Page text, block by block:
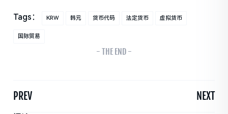
Tags： KRW 韩元 货币代码 法定货币 虚拟货币
国际贸易
- THE END -
PREV NEXT